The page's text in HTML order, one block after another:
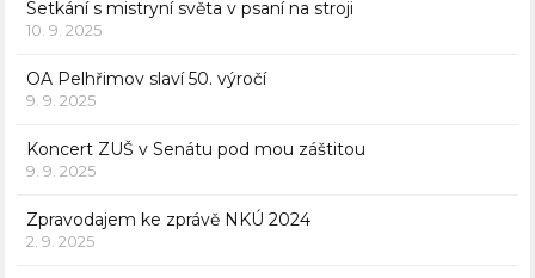
Setkání s mistryní světa v psaní na stroji
10. 9. 2025
OA Pelhřimov slaví 50. výročí
9. 9. 2025
Koncert ZUŠ v Senátu pod mou záštitou
9. 9. 2025
Zpravodajem ke zprávě NKÚ 2024
2. 9. 2025